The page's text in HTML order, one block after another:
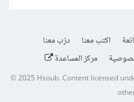
اكتب معنا
درّب معنا
مركز المساعدة
© 2025Hsoub.Content licensed